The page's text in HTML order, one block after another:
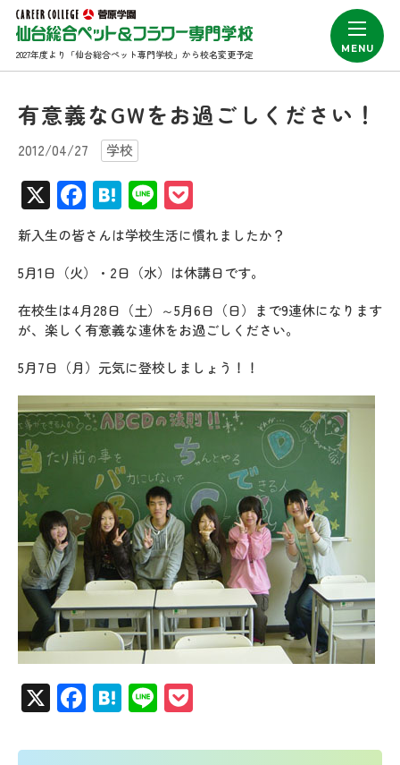
2027年度より「仙台総合ペット専門学校」から校名変更予定
有意義なGWをお過ごしください！
2012/04/27 学校
X Facebook
Hatena
Line
新入生の皆さんは学校生活に慣れましたか？
5月1日（火）・2日（水）は休講日です。
在校生は4月28日（土）～5月6日（日）まで9連休になります
が、楽しく有意義な連休をお過ごしください。
5月7日（月）元気に登校しましょう！！
X Facebook
Hatena
Line